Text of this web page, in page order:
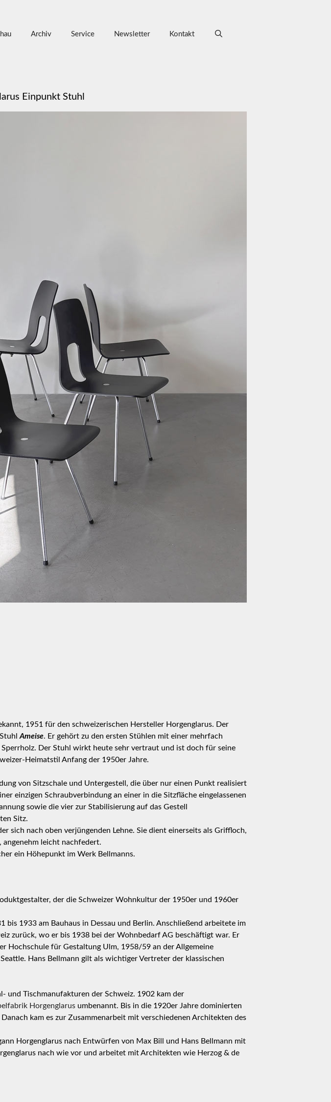
Archiv Service Newsletter Kontakt
Einpunkt Stuhl
1951 für den schweizerischen Hersteller Horgenglarus. Der
Ameise. Er gehört zu den ersten Stühlen mit einer mehrfach
Der Stuhl wirkt heute sehr vertraut und ist doch für seine
Heimatstil Anfang der 1950er Jahre.
von Sitzschale und Untergestell, die über nur einen Punkt realisiert
einzigen Schraubverbindung an einer in die Sitzfläche eingelassenen
sowie die vier zur Stabilisierung auf das Gestell
Sitz.
sich nach oben verjüngenden Lehne. Sie dient einerseits als Griffloch,
angenehm leicht nachfedert.
ein Höhepunkt im Werk Bellmanns.
der die Schweizer Wohnkultur der 1950er und 1960er
1933 am Bauhaus in Dessau und Berlin. Anschließend arbeitete im
zurück, wo er bis 1938 bei der Wohnbedarf AG beschäftigt war. Er
Hochschule für Gestaltung Ulm, 1958/59 an der Allgemeine
Hans Bellmann gilt als wichtiger Vertreter der klassischen
und Tischmanufakturen der Schweiz. 1902 kam der
Horgenglarus umbenannt. Bis in die 1920er Jahre dominierten
kam es zur Zusammenarbeit mit verschiedenen Architekten des
Horgenglarus nach Entwürfen von Max Bill und Hans Bellmann mit
nach wie vor und arbeitet mit Architekten wie Herzog & de